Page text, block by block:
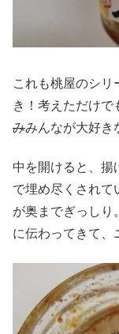
これも桃屋のシリ
き！考えただけで
みみんなが大好き
中を開けると、揚
で埋め尽くされて
が奥までぎっしり
に伝わってきて、